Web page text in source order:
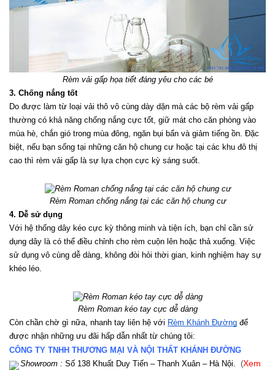
Rèm vải gấp họa tiết đáng yêu cho các bé
3. Chống nắng tốt
Do được làm từ loại vải thô vô cùng dày dặn mà các bộ rèm vải gấp
thường có khả năng chống nắng cực tốt, giữ mát cho căn phòng vào
mùa hè, chắn gió trong mùa đông, ngăn bụi bẩn và giảm tiếng ồn. Đặc
biệt, nếu bạn sống tại những căn hộ chung cư hoặc tại các khu đô thị
cao thì rèm vải gấp là sự lựa chọn cực kỳ sáng suốt.
Rèm Roman chống nắng tại các căn hộ chung cư
4. Dễ sử dụng
Với hệ thống dây kéo cực kỳ thông minh và tiện ích, bạn chỉ cần sử
dụng dây là có thể điều chỉnh cho rèm cuộn lên hoặc thả xuống. Việc
sử dụng vô cùng dễ dàng, không đòi hỏi thời gian, kinh nghiệm hay sự
khéo léo.
Rèm Roman kéo tay cực dễ dàng
Còn chần chờ gì nữa, nhanh tay liên hệ với Rèm Khánh Đường để
được nhận những ưu đãi hấp dẫn nhất từ chúng tôi:
CÔNG TY TNHH THƯƠNG MẠI VÀ NỘI THẤT KHÁNH ĐƯỜNG
Showroom : Số 138 Khuất Duy Tiến – Thanh Xuân – Hà Nội. (Xem